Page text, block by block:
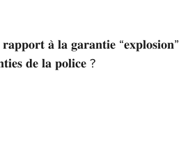
𝐚̀ 𝐥𝐚 𝐠𝐚𝐫𝐚𝐧𝐭𝐢𝐞 “𝐞𝐱𝐩𝐥𝐨𝐬𝐢𝐨𝐧”
𝐝𝐞 𝐥𝐚 𝐩𝐨𝐥𝐢𝐜𝐞 ?